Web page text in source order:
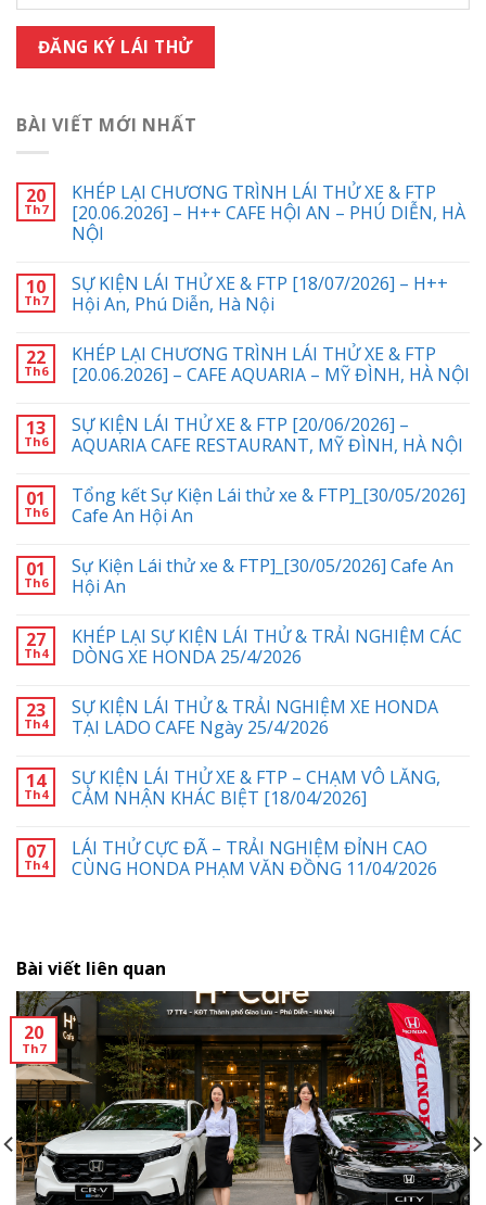
BÀI VIẾT MỚI NHẤT
20
Th7
KHÉP LẠI CHƯƠNG TRÌNH LÁI THỬ XE & FTP
[20.06.2026] – H++ CAFE HỘI AN – PHÚ DIỄN, HÀ
NỘI
10
Th7
SỰ KIỆN LÁI THỬ XE & FTP [18/07/2026] – H++
Hội An, Phú Diễn, Hà Nội
22
Th6
KHÉP LẠI CHƯƠNG TRÌNH LÁI THỬ XE & FTP
[20.06.2026] – CAFE AQUARIA – MỸ ĐÌNH, HÀ NỘI
13
Th6
SỰ KIỆN LÁI THỬ XE & FTP [20/06/2026] –
AQUARIA CAFE RESTAURANT, MỸ ĐÌNH, HÀ NỘI
01
Th6
Tổng kết Sự Kiện Lái thử xe & FTP]_[30/05/2026]
Cafe An Hội An
01
Th6
Sự Kiện Lái thử xe & FTP]_[30/05/2026] Cafe An
Hội An
27
Th4
KHÉP LẠI SỰ KIỆN LÁI THỬ & TRẢI NGHIỆM CÁC
DÒNG XE HONDA 25/4/2026
23
Th4
SỰ KIỆN LÁI THỬ & TRẢI NGHIỆM XE HONDA
TẠI LADO CAFE Ngày 25/4/2026
14
Th4
SỰ KIỆN LÁI THỬ XE & FTP – CHẠM VÔ LĂNG,
CẢM NHẬN KHÁC BIỆT [18/04/2026]
07
Th4
LÁI THỬ CỰC ĐÃ – TRẢI NGHIỆM ĐỈNH CAO
CÙNG HONDA PHẠM VĂN ĐỒNG 11/04/2026
Bài viết liên quan
20
Th7